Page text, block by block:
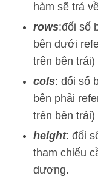
hàm sẽ trả
rows:đối số
bên dưới
trên bên
cols: đối số
bên phải
trên bên
height: đối
tham chiếu
dương.